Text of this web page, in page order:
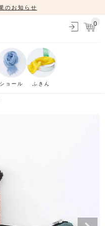
のお知らせ
0
ショール ふきん